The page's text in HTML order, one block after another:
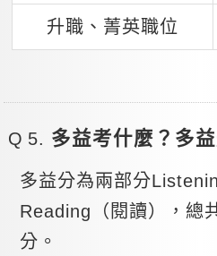
升職、菁英職位
多益考什麼？多
多益分為兩部分
Reading（閱讀），總
分。